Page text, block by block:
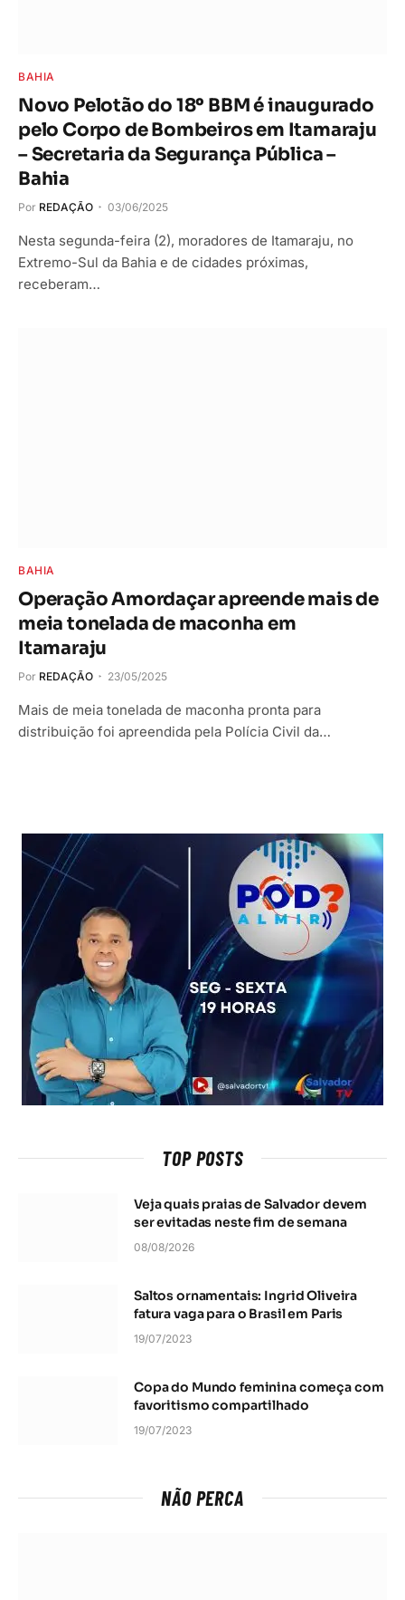
BAHIA
Novo Pelotão do 18º BBM é inaugurado
pelo Corpo de Bombeiros em Itamaraju
– Secretaria da Segurança Pública –
Bahia
Por REDAÇÃO 03/06/2025
Nesta segunda-feira (2), moradores de Itamaraju, no
Extremo-Sul da Bahia e de cidades próximas,
receberam…
BAHIA
Operação Amordaçar apreende mais de
meia tonelada de maconha em
Itamaraju
Por REDAÇÃO 23/05/2025
Mais de meia tonelada de maconha pronta para
distribuição foi apreendida pela Polícia Civil da…
TOP POSTS
Veja quais praias de Salvador devem
ser evitadas neste fim de semana
08/08/2026
Saltos ornamentais: Ingrid Oliveira
fatura vaga para o Brasil em Paris
19/07/2023
Copa do Mundo feminina começa com
favoritismo compartilhado
19/07/2023
NÃO PERCA